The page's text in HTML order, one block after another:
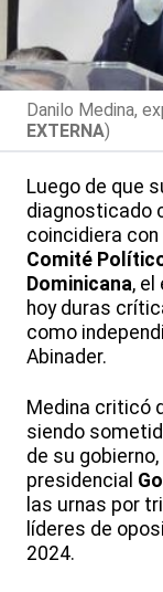
Danilo Medina,
EXTERNA)
Luego de que
diagnosticado
coincidiera
Comité
Dominicana, el
hoy duras
como
Abinader.
Medina criticó
siendo
de su
presidencial
las urnas por
líderes de
2024.